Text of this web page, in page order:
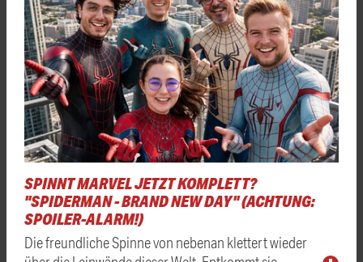
SPINNT MARVEL JETZT KOMPLETT?
"SPIDERMAN - BRAND NEW DAY" (ACHTUNG:
SPOILER-ALARM!)
Die freundliche Spinne von nebenan klettert wieder